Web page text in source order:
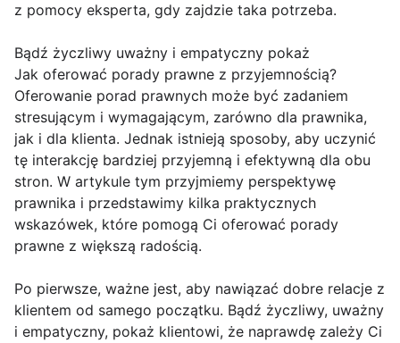
z pomocy eksperta, gdy zajdzie taka potrzeba.
Bądź życzliwy uważny i empatyczny pokaż
Jak oferować porady prawne z przyjemnością?
Oferowanie porad prawnych może być zadaniem
stresującym i wymagającym, zarówno dla prawnika,
jak i dla klienta. Jednak istnieją sposoby, aby uczynić
tę interakcję bardziej przyjemną i efektywną dla obu
stron. W artykule tym przyjmiemy perspektywę
prawnika i przedstawimy kilka praktycznych
wskazówek, które pomogą Ci oferować porady
prawne z większą radością.
Po pierwsze, ważne jest, aby nawiązać dobre relacje z
klientem od samego początku. Bądź życzliwy, uważny
i empatyczny, pokaż klientowi, że naprawdę zależy Ci